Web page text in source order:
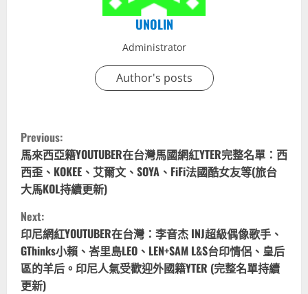
UNOLIN
Administrator
Author's posts
C
o
n
t
i
n
Previous:
馬來西亞籍YOUTUBER在台灣馬國網紅YTER完整名單：西
西歪、KOKEE、艾爾文、SOYA、FiFi法國酷女友等(旅台
大馬KOL持續更新)
Next:
印尼網紅YOUTUBER在台灣：李音杰 INJ超級偶像歌手、
GThinks小賴、峇里島LEO、LEN+SAM L&S台印情侶、皇后
區的羊后。印尼人氣受歡迎外國籍YTER (完整名單持續
更新)